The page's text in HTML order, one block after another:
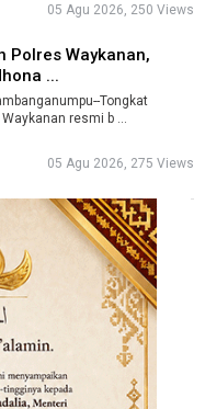
05 Agu 2026, 250 Views
Polres Waykanan,
AKBP Ramadhona ...
Tongkat
resmi b ...
05 Agu 2026, 275 Views